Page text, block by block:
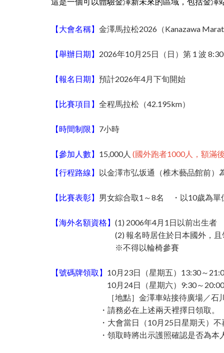
【大會名稱】 金澤馬拉松2026（Kanazawa
【舉辦日期】 2026年10月25日（日）第 1 波
【報名日期】 預計2026年4月下旬開始
【比賽項目】 全程馬拉松（42.195km）
【時間制限】 7小時
【參加人數】 15,000人 (國外跑者1000人，額滿
【行程路線】 以金澤市弘坂通（椎木藝品館前）
【比賽表彰】 男女綜合取1～8名 ・以10歲為單
【海外名額資格】 (1) 2006年4月1日以前出生者
(2) 報名時居住於日本國外，且領取號
※不得以輪椅參賽
【號碼牌領取】 10月23日（星期五）13:30～
10月24日（星期六）9:30～20:00
［地點］金澤車站接待廣場／石川縣
・請務必在上述兩天裡擇日領取。
・大會當日（10月25日星期天）不再
・領取時將出示護照確認是否為本人。